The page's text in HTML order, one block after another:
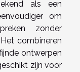
als een
om
zonder
combineren
ontwerpen
zijn voor